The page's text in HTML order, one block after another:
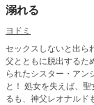
溺れる
ヨドミ
セックスしないと出ら
父とともに脱出するためにイチャコラ
られたシスター・アン
と！ 処女を失えば、
るも、神父レオナルド